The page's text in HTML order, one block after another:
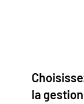
la